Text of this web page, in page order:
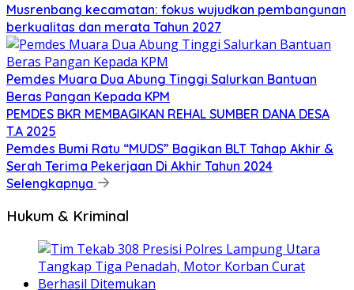
Musrenbang kecamatan: fokus wujudkan pembangunan
berkualitas dan merata Tahun 2027
Pemdes Muara Dua Abung Tinggi Salurkan Bantuan
Beras Pangan Kepada KPM
PEMDES BKR MEMBAGIKAN REHAL SUMBER DANA DESA
T.A 2025
Pemdes Bumi Ratu “MUDS” Bagikan BLT Tahap Akhir &
Serah Terima Pekerjaan Di Akhir Tahun 2024
Selengkapnya
Hukum & Kriminal